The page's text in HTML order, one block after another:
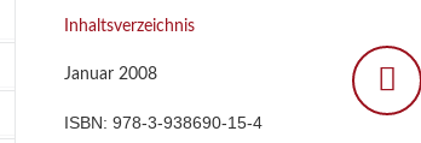
Inhaltsverzeichnis
Januar 2008
ISBN: 978-3-938690-15-4